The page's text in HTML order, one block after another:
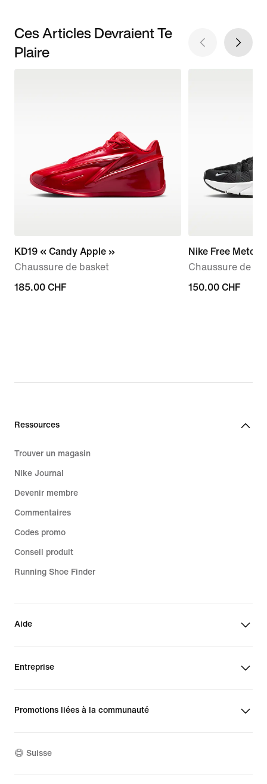
Ces Articles Devraient Te
Plaire
KD19 « Candy Apple »
Chaussure de basket
185.00 CHF
185.00 CHF
Nike Free
Chaussure de
150.00 CHF
150.00 CHF
Ressources
Trouver un magasin
Nike Journal
Devenir membre
Commentaires
Codes promo
Conseil produit
Running Shoe Finder
Aide
Entreprise
Promotions liées à la communauté
Suisse